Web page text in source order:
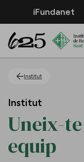
Salta al contingut
iFundanet
Institut
Institut
Uneix-
equip